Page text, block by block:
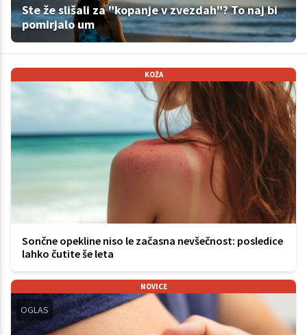
Ste že slišali za "kopanje v zvezdah"? To naj bi
pomirjalo um
KOŽA
Sončne opekline niso le začasna nevšečnost: posledice
lahko čutite še leta
NOVICE
OGLAS